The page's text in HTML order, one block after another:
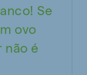
Se
ovo
não é